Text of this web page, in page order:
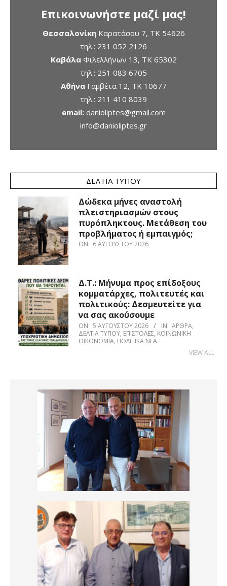
Επικοινωνήστε μαζί μας!
ΘεσσαλονίκηΚαρατάσου 7, TK 54626
τηλ.: 231 052 2126
ΚαβάλαΦιλελλήνων 13, ΤΚ 65302
τηλ.: 251 083 6705
ΑθήναΓαμβέτα 12, ΤΚ 10677
τηλ.: 211 410 8039
email: danioliptes@gmail.com
info@danioliptes.gr
ΔΕΛΤΊΑ ΤΎΠΟΥ
Δώδεκα μήνες αναστολή
πλειστηριασμών στους
πυρόπληκτους. Μετάθεση του
προβλήματος ή εμπαιγμός;
ON: 6 ΑΥΓΟΎΣΤΟΥ 2026
Δ.Τ.: Μήνυμα προς επίδοξους
κομματάρχες, πολιτευτές και
πολιτικούς: Δεσμευτείτε για
να σας ακούσουμε
ON: 5 ΑΥΓΟΎΣΤΟΥ 2026 IN: ΆΡΘΡΑ,
ΔΕΛΤΊΑ ΤΎΠΟΥ, ΕΠΙΣΤΟΛΈΣ, ΚΟΙΝΩΝΙΚΉ
ΟΙΚΟΝΟΜΊΑ, ΠΟΛΙΤΙΚΆ ΝΈΑ
VIEW ALL